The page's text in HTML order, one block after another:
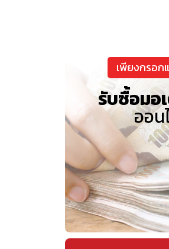
เพียงกรอ
รับซื้อมอ
ออน